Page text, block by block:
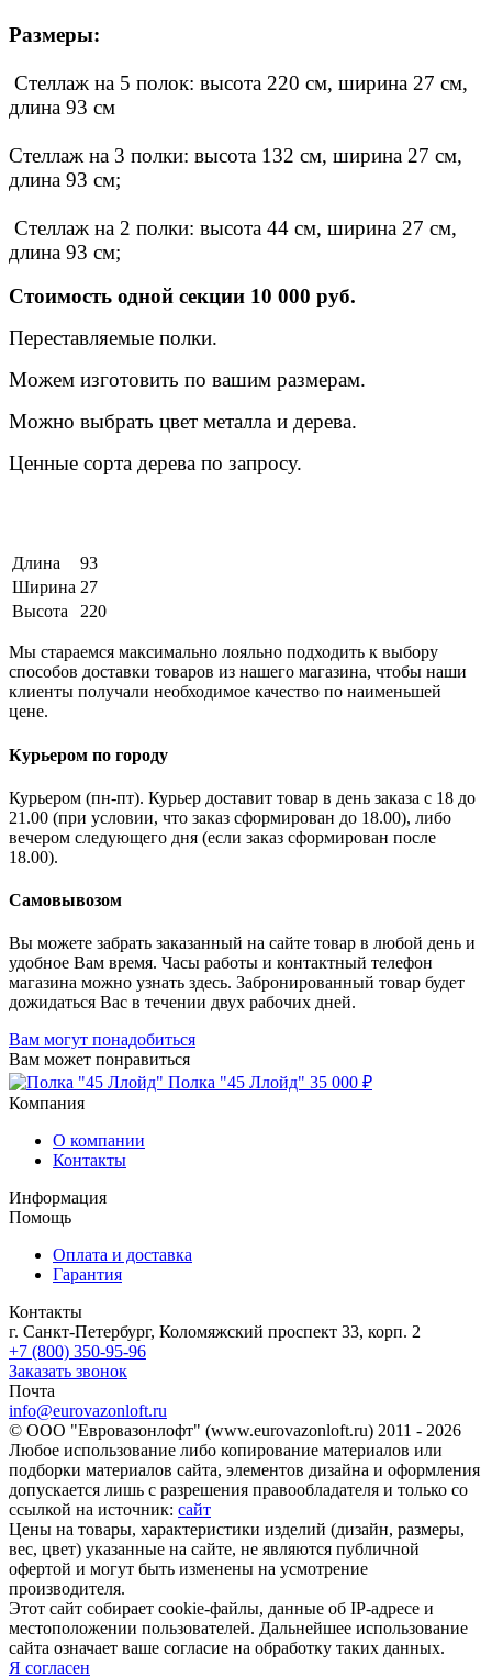
Размеры:
Стеллаж на 5 полок: высота 220 см, ширина 27 см,
длина 93 см
Стеллаж на 3 полки: высота 132 см, ширина 27 см,
длина 93 см;
Стеллаж на 2 полки: высота 44 см, ширина 27 см,
длина 93 см;
Стоимость одной секции 10 000 руб.
Переставляемые полки.
Можем изготовить по вашим размерам.
Можно выбрать цвет металла и дерева.
Ценные сорта дерева по запросу.
Длина
93
Ширина 27
Высота
220
Мы стараемся максимально лояльно подходить к выбору
способов доставки товаров из нашего магазина, чтобы наши
клиенты получали необходимое качество по наименьшей
цене.
Курьером по городу
Курьером (пн-пт). Курьер доставит товар в день заказа с 18 до
21.00 (при условии, что заказ сформирован до 18.00), либо
вечером следующего дня (если заказ сформирован после
18.00).
Самовывозом
Вы можете забрать заказанный на сайте товар в любой день и
удобное Вам время. Часы работы и контактный телефон
магазина можно узнать здесь. Забронированный товар будет
дожидаться Вас в течении двух рабочих дней.
Вам могут понадобиться
Вам может понравиться
Полка "45 Ллойд" 35 000 ₽
Компания
О компании
Контакты
Информация
Помощь
Оплата и доставка
Гарантия
Контакты
г. Санкт-Петербург, Коломяжский проспект 33, корп. 2
+7 (800) 350-95-96
Заказать звонок
Почта
info@eurovazonloft.ru
© ООО "Евровазонлофт" (www.eurovazonloft.ru) 2011 - 2026
Любое использование либо копирование материалов или
подборки материалов сайта, элементов дизайна и оформления
допускается лишь с разрешения правообладателя и только со
ссылкой на источник: сайт
Цены на товары, характеристики изделий (дизайн, размеры,
вес, цвет) указанные на сайте, не являются публичной
офертой и могут быть изменены на усмотрение
производителя.
Этот сайт собирает cookie-файлы, данные об IP-адресе и
местоположении пользователей. Дальнейшее использование
сайта означает ваше согласие на обработку таких данных.
Я согласен